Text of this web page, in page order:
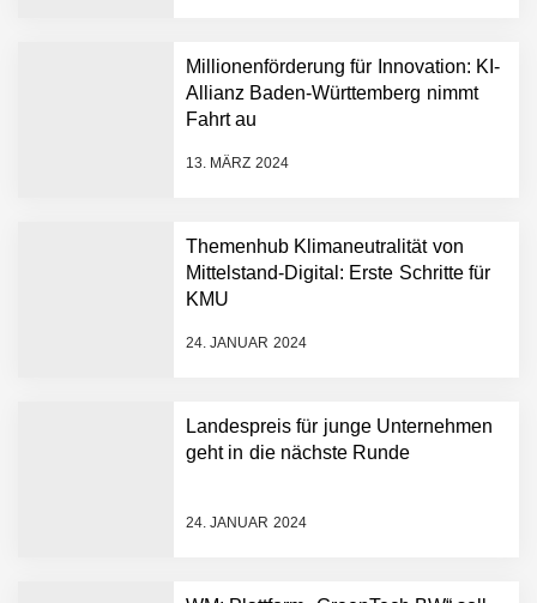
Millionenförderung für Innovation: KI-
Allianz Baden-Württemberg nimmt
Fahrt au
13. MÄRZ 2024
Themenhub Klimaneutralität von
Mittelstand-Digital: Erste Schritte für
KMU
24. JANUAR 2024
Landespreis für junge Unternehmen
geht in die nächste Runde
24. JANUAR 2024
Plattform zu beschleunigen
NEURA Robotics und
Amazon Web Services
starten strategische
AI breit auszurollen
Humanoider Roboter bringt
Hightech ins Stadion
Simulationsdienstleistung in
FiniteNow ermöglicht
Entwicklungsprozesse
Pyck im Employer Portrait